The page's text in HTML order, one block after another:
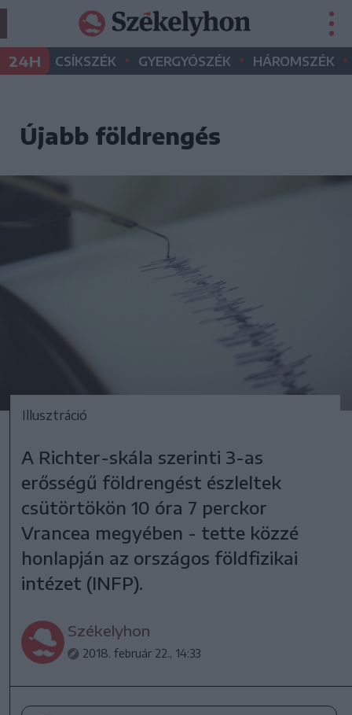
24H CSÍKSZÉK • GYERGYÓSZÉK • HÁROMSZÉK •
Újabb földrengés
Illusztráció
A Richter-skála szerinti 3-as
erősségű földrengést észleltek
csütörtökön 10 óra 7 perckor
Vrancea megyében - tette közzé
honlapján az országos földfizikai
intézet (INFP).
Székelyhon
2018. február 22., 14:33